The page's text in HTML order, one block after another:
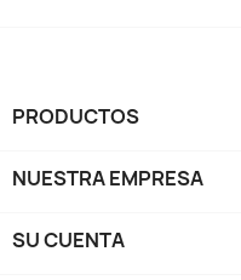
PRODUCTOS
NUESTRA EMPRESA
SU CUENTA